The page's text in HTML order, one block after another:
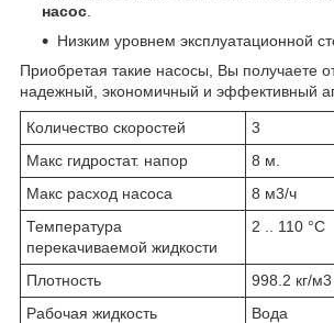
насос
Низким уровнем эксплуатационной
Приобретая такие насосы, Вы получаете
надежный, экономичный и эффективный
Количество скоростей
3
Макс гидростат. напор
8 м.
Макс расход насоса
8 м3/ч
Температура
перекачиваемой жидкости
2 .. 110 °C
Плотность
998.2 кг/м3
Рабочая жидкость
Вода